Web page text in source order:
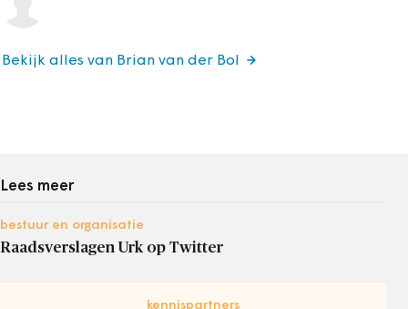
Bekijk alles van Brian van der Bol
Lees meer
bestuur en organisatie
Raadsverslagen Urk op Twitter
kennispartners